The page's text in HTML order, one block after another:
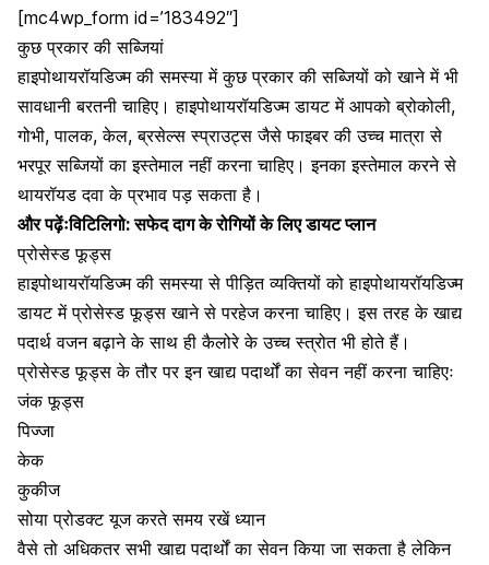
[mc4wp_form id=’183492″]
कुछ प्रकार की सब्जियां
हाइपोथायरॉयडिज्म की समस्या में कुछ प्रकार की सब्जियों को खाने में भी
सावधानी बरतनी चाहिए। हाइपोथायरॉयडिज्म डायट में आपको ब्रोकोली,
गोभी, पालक, केल, ब्रसेल्स स्प्राउट्स जैसे फाइबर की उच्च मात्रा से
भरपूर सब्जियों का इस्तेमाल नहीं करना चाहिए। इनका इस्तेमाल करने से
थायरॉयड दवा के प्रभाव पड़ सकता है।
और पढ़ेंःविटिलिगो: सफेद दाग के रोगियों के लिए डायट प्लान
प्रोसेस्ड फूड्स
हाइपोथायरॉयडिज्म की समस्या से पीड़ित व्यक्तियों को हाइपोथायरॉयडिज्म
डायट में प्रोसेस्ड फूड्स खाने से परहेज करना चाहिए। इस तरह के खाद्य
पदार्थ वजन बढ़ाने के साथ ही कैलोरे के उच्च स्त्रोत भी होते हैं।
प्रोसेस्ड फूड्स के तौर पर इन खाद्य पदार्थों का सेवन नहीं करना चाहिएः
जंक फूड्स
पिज्जा
केक
कुकीज
सोया प्रोडक्ट यूज करते समय रखें ध्यान
वैसे तो अधिकतर सभी खाद्य पदार्थों का सेवन किया जा सकता है लेकिन